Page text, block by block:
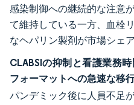
感染制御への継続的な注意
て維持している一方、血栓
なヘパリン製剤が市場シェ
CLABSIの抑制と看護業務
フォーマットへの急速な移
パンデミック後に人員不足